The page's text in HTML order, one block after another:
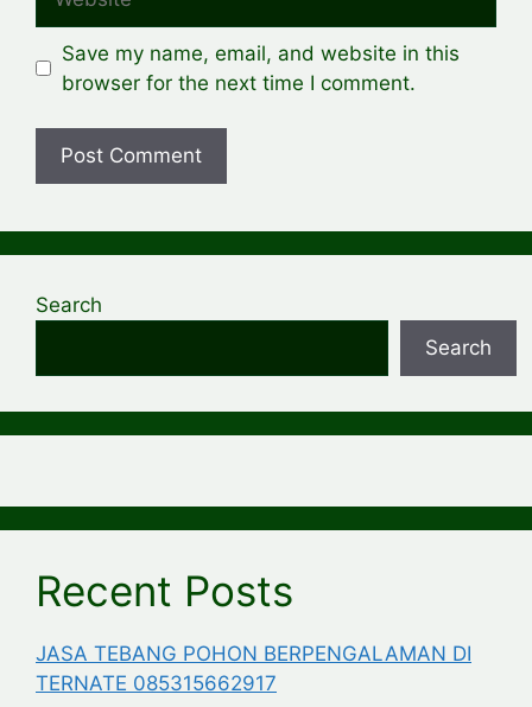
Save my name, email, and website in this
browser for the next time I comment.
Search
Search
Recent Posts
JASA TEBANG POHON BERPENGALAMAN DI
TERNATE 085315662917